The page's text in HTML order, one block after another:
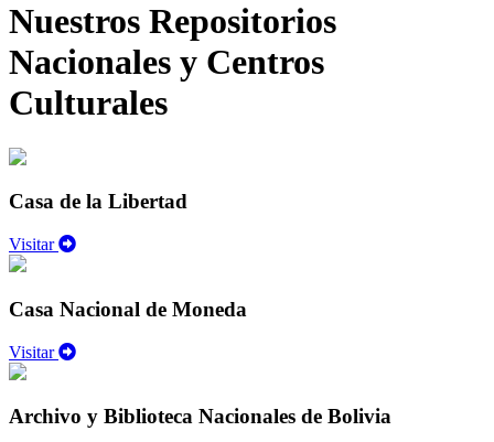
Nuestros Repositorios
Nacionales y Centros
Culturales
Casa de la Libertad
Visitar
Casa Nacional de Moneda
Visitar
Archivo y Biblioteca Nacionales de Bolivia